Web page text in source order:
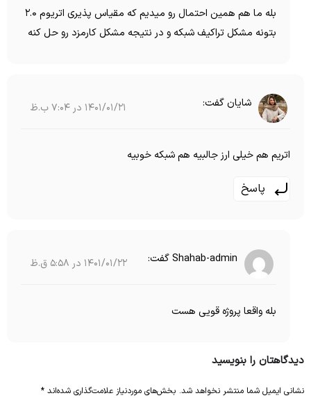
بله ما هم همین احتمال رو میدیم که مقیاس پذیری اتریوم 2.0
بتونه مشکل تراکیف شبکه و در نتیجه مشکل کارمزد رو حل کنه
شایانگفت: 1401/01/21 در 7:04 ب.ظ
اتریم هم خیلی ارز جالبیه هم شبکه خوبیه
پاسخ
Shahab-adminگفت: 1401/01/22 در 5:58 ق.ظ
بله واقعا پروژه قویی هست
دیدگاهتان را بنویسید
نشانی ایمیل شما منتشر نخواهد شد. بخش‌های موردنیاز علامت‌گذاری شده‌اند *